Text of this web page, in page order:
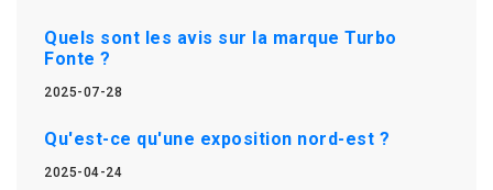
Quels sont les avis sur la marque Turbo
Fonte ?
2025-07-28
Qu'est-ce qu'une exposition nord-est ?
2025-04-24